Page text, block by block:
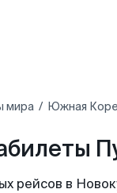
мира Южная
рейсов в